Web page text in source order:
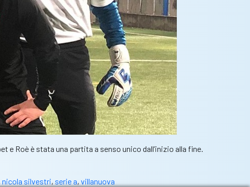
e Roè è stata una partita a senso unico dall’inizio alla fine.
nicola silvestri, serie a, villanuova